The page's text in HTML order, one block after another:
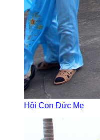
Hội Con Đức Mẹ